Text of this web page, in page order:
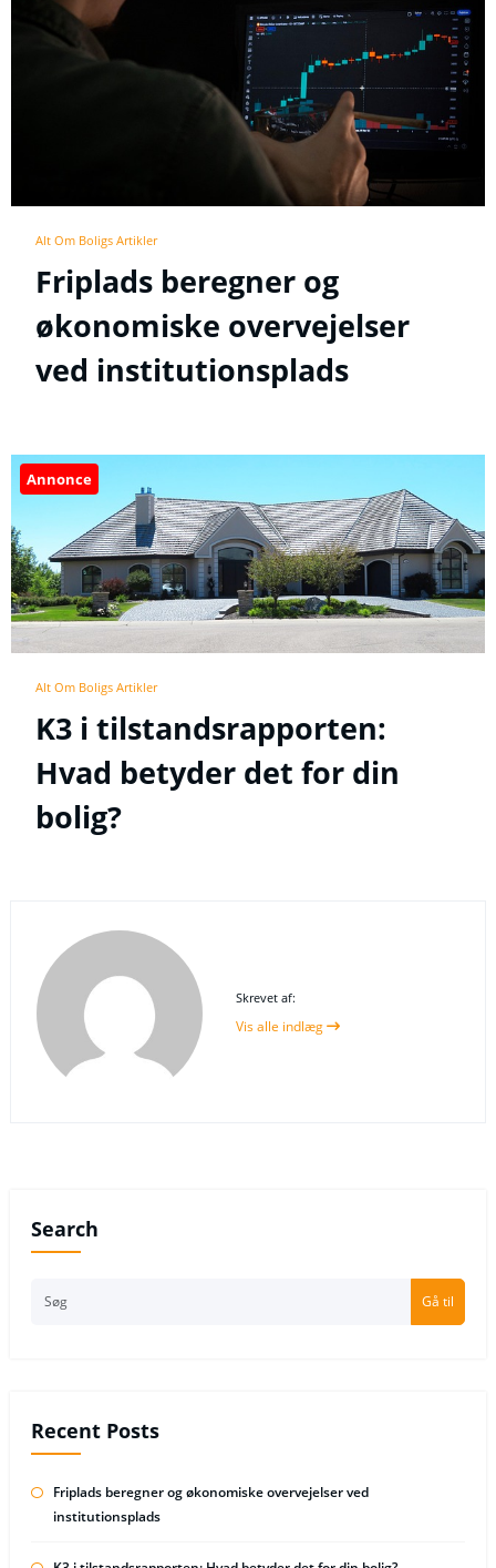
Alt Om Boligs Artikler
Friplads beregner og
økonomiske overvejelser
ved institutionsplads
Annonce
Alt Om Boligs Artikler
K3 i tilstandsrapporten:
Hvad betyder det for din
bolig?
Skrevet af:
Vis alle indlæg
Search
Gå til
Recent Posts
Friplads beregner og økonomiske overvejelser ved
institutionsplads